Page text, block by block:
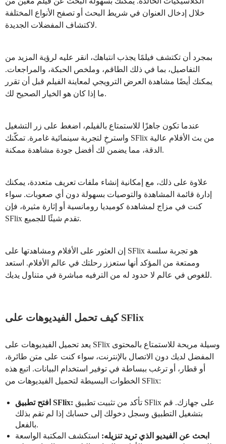
خلال إدخال العنوان في شريط البحث أو تصفح الأنواع المختلفة
لاكتشاف المفضلات الجديدة.
بمجرد أن تكتشف فيلمًا يجذب انتباهك، انقر عليه لرؤية المزيد من
التفاصيل، بما في ذلك الطاقم، وملخص الحبكة، والمراجعات.
يمكنك أيضًا مشاهدة العرض الترويجي لمعاينة الفيلم قبل أن تقرر
ما إذا كان هو الخيار الصحيح لك.
عندما تكون جاهزًا للاستمتاع بالفيلم، اضغط على زر التشغيل
واسترخِ لتجربة سينمائية غامرة. تمكّنك SFlix من بث الأفلام عالية
الدقة، مما يضمن لك أفضل جودة مشاهدة ممكنة.
علاوة على ذلك، مع إمكانية إنشاء ملفات تعريف متعددة، يمكنك
إدارة قائمة المشاهدة والتوصيات بسهولة دون أي صعوبات. سواء
كنت في مزاج لمشاهدة كوميديا رومانسية أو إثارة مثيرة، فإن
SFlix تقدم شيئًا للجميع.
إن العثور على الأفلام ومشاهدتها على SFlix هو تجربة سلسة
وممتعة من المؤكد أنها ستعزز رحلتك في عالم الأفلام. استعد
للغوص في عالم لا حدود له من الترفيه مباشرة في متناول يديك.
كيف تحمل الفيديوهات على SFlix
يعد تحميل الفيديوهات على SFlix وسيلة مريحة للاستمتاع بالمحتوى
المفضل لديك دون الاتصال بالإنترنت، سواء كنت على متن طائرة،
أو قطار، أو ترغب ببساطة في توفير استخدام البيانات. اتبع هذه
الخطوات البسيطة لتحميل الفيديوهات من SFlix:
افتح تطبيق SFlix:
بتشغيل التطبيق وسجل دخولك إلى حسابك إذا لم تقم بذلك
بالفعل.
ابحث عن الفيديو الذي تريد تنزيله: استكشف المكتبة الواسعة